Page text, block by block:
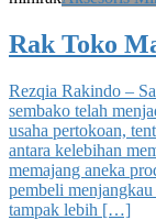
Rak Toko
Rezqia Rakindo –
sembako telah
usaha pertokoan,
antara kelebihan
memajang aneka
pembeli
tampak lebih […]